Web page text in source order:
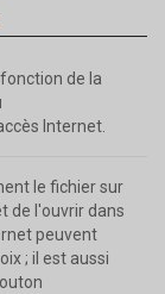
de la
Internet.
le fichier sur
de l'ouvrir dans
peuvent
; il est aussi